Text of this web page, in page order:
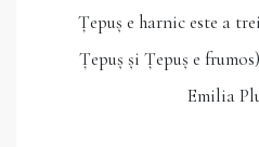
Țepuș e harnic este a
Țepuș și Țepuș e
Emilia